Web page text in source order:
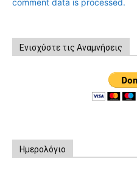
comment data is processed.
Ενισχύστε τις Αναμνήσεις
Ημερολόγιο